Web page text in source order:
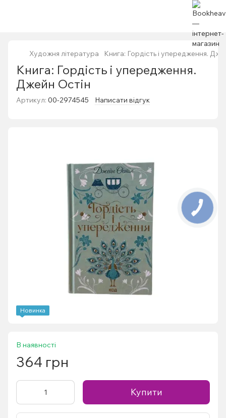
Художня література Книга: Гордість і упередження.
Книга: Гордість і упередження.
Джейн Остін
Артикул: 00-2974545 Написати відгук
Новинка
В наявності
364 грн
Купити